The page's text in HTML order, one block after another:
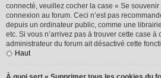
connecté, veuillez cocher la case « Se
connexion au forum. Ceci n’est pas
depuis un ordinateur public, comme une
etc. Si vous n’arrivez pas à trouver cette case à
administrateur du forum ait désactivé cette
Haut